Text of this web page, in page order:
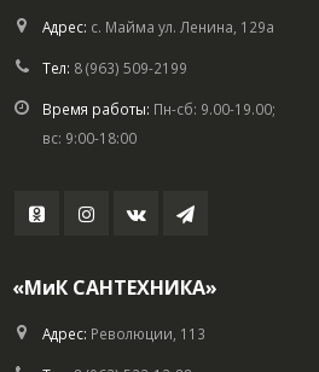
Адрес: с. Майма ул. Ленина, 129а
Тел: 8 (963) 509-2199
Время работы: Пн-сб: 9.00-19.00;
вс: 9:00-18:00
«МиК САНТЕХНИКА»
Адрес: Революции, 113